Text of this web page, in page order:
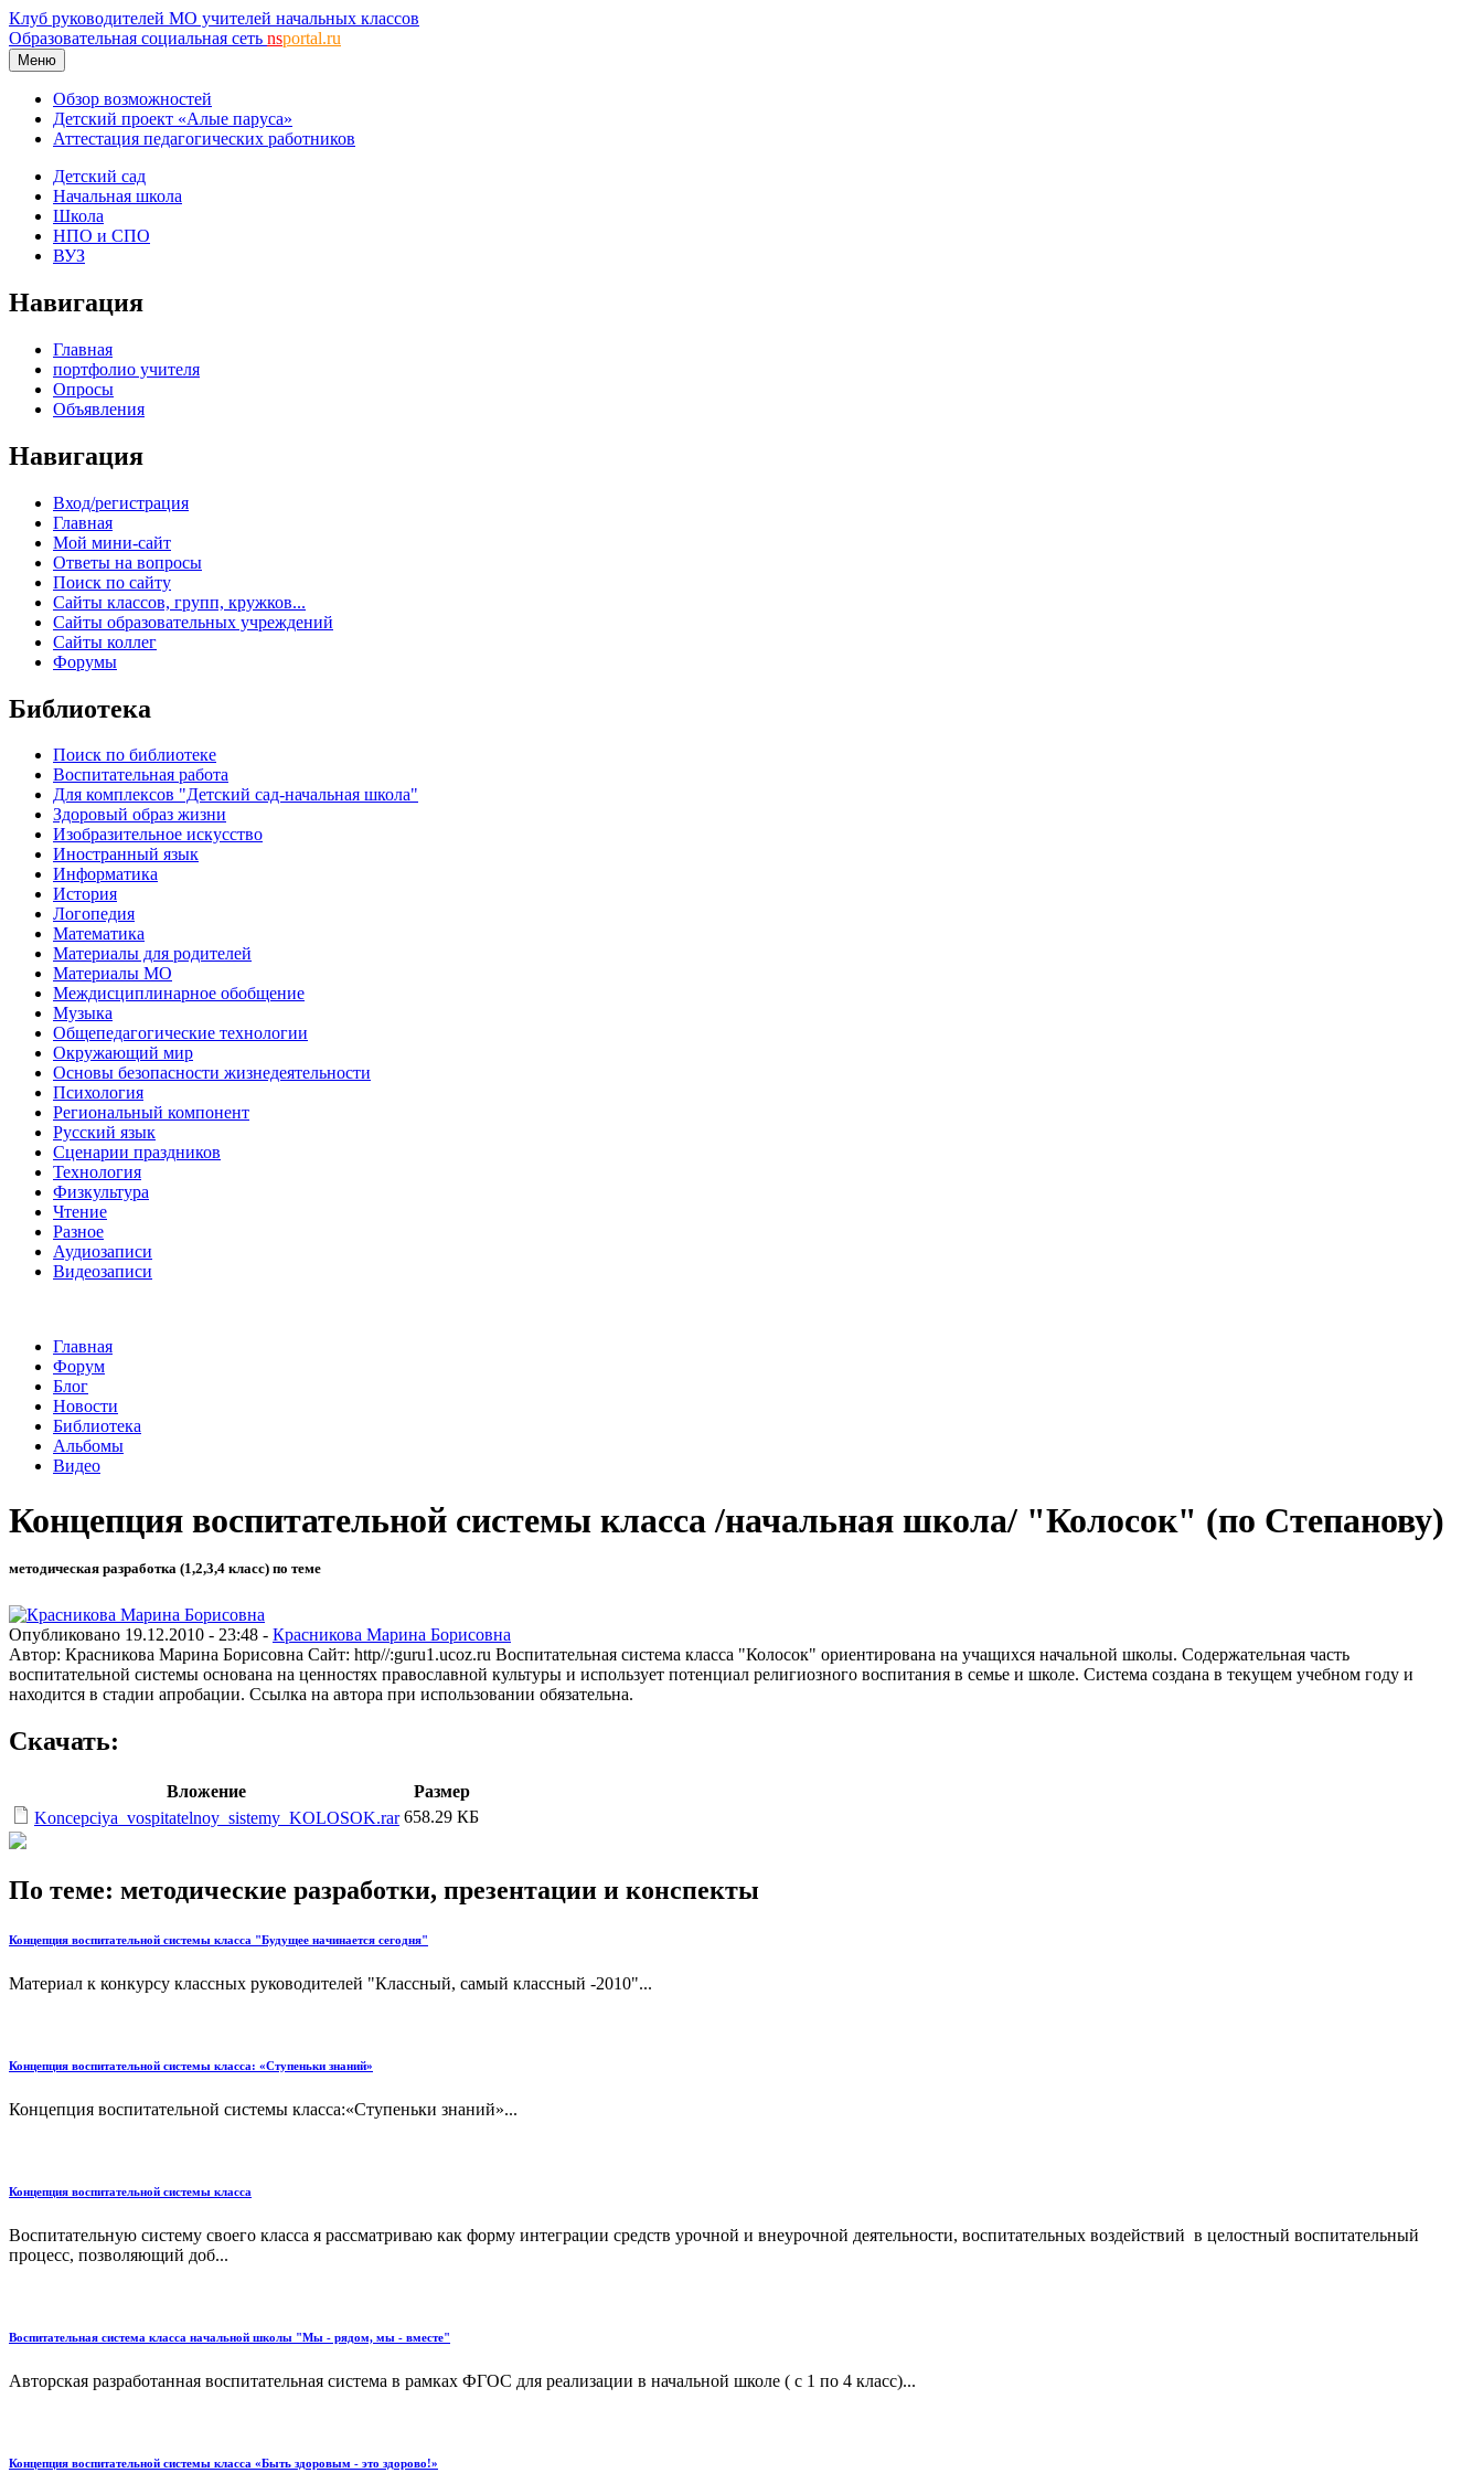
Клуб руководителей МО учителей начальных классов
Образовательная социальная сеть nsportal.ru
Меню
Обзор возможностей
Детский проект «Алые паруса»
Аттестация педагогических работников
Детский сад
Начальная школа
Школа
НПО и СПО
ВУЗ
Навигация
Главная
портфолио учителя
Опросы
Объявления
Навигация
Вход/регистрация
Главная
Мой мини-сайт
Ответы на вопросы
Поиск по сайту
Сайты классов, групп, кружков...
Сайты образовательных учреждений
Сайты коллег
Форумы
Библиотека
Поиск по библиотеке
Воспитательная работа
Для комплексов "Детский сад-начальная школа"
Здоровый образ жизни
Изобразительное искусство
Иностранный язык
Информатика
История
Логопедия
Математика
Материалы для родителей
Материалы МО
Междисциплинарное обобщение
Музыка
Общепедагогические технологии
Окружающий мир
Основы безопасности жизнедеятельности
Психология
Региональный компонент
Русский язык
Сценарии праздников
Технология
Физкультура
Чтение
Разное
Аудиозаписи
Видеозаписи
Главная
Форум
Блог
Новости
Библиотека
Альбомы
Видео
Концепция воспитательной системы класса /начальная школа/ "Колосок" (по Степанову)
методическая разработка (1,2,3,4 класс) по теме
Опубликовано 19.12.2010 - 23:48 - Красникова Марина Борисовна
Автор: Красникова Марина Борисовна Сайт: http//:guru1.ucoz.ru Воспитательная система класса "Колосок" ориентирована на учащихся начальной школы. Содержательная часть
воспитательной системы основана на ценностях православной культуры и использует потенциал религиозного воспитания в семье и школе. Система создана в текущем учебном году и
находится в стадии апробации. Ссылка на автора при использовании обязательна.
Скачать:
Вложение
Размер
Koncepciya_vospitatelnoy_sistemy_KOLOSOK.rar 658.29 КБ
По теме: методические разработки, презентации и конспекты
Концепция воспитательной системы класса "Будущее начинается сегодня"
Материал к конкурсу классных руководителей "Классный, самый классный -2010"...
Концепция воспитательной системы класса: «Ступеньки знаний»
Концепция воспитательной системы класса:«Ступеньки знаний»...
Концепция воспитательной системы класса
Воспитательную систему своего класса я рассматриваю как форму интеграции средств урочной и внеурочной деятельности, воспитательных воздействий в целостный воспитательный
процесс, позволяющий доб...
Воспитательная система класса начальной школы "Мы - рядом, мы - вместе"
Авторская разработанная воспитательная система в рамках ФГОС для реализации в начальной школе ( с 1 по 4 класс)...
Концепция воспитательной системы класса «Быть здоровым - это здорово!»